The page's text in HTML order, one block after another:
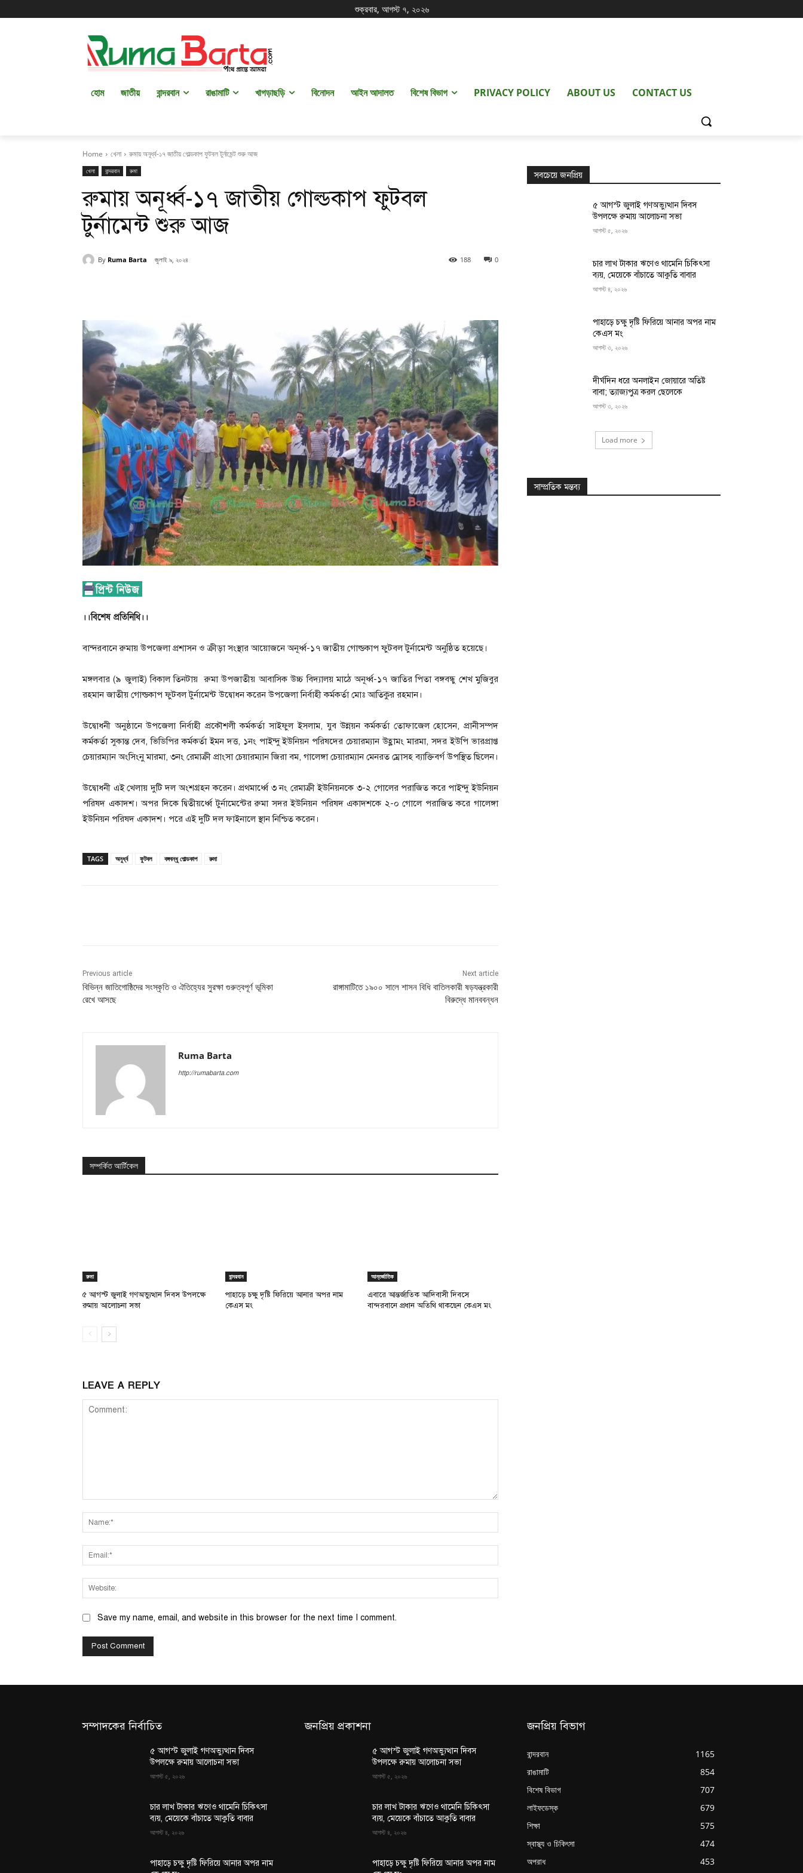
শুক্রবার, আগস্ট ৭, ২০২৬
হোম জাতীয় বান্দরবান রাঙামাটি খাগড়াছড়ি বিনোদন আইন আদালত বিশেষ বিভাগ PRIVACY POLICY ABOUT US CONTACT US
Home খেলা রুমায় অনূর্ধ্ব-১৭ জাতীয় গোল্ডকাপ ফুটবল টুর্নামেন্ট শুরু আজ
খেলা বান্দরবান রুমা
রুমায় অনূর্ধ্ব-১৭ জাতীয় গোল্ডকাপ ফুটবল
টুর্নামেন্ট শুরু আজ
By Ruma Barta জুলাই ৯, ২০২৪ 0
188
।।বিশেষ প্রতিনিধি।।
বান্দরবানে রুমায় উপজেলা প্রশাসন ও ক্রীড়া সংস্থার আয়োজনে অনূর্ধ্ব-১৭ জাতীয় গোল্ডকাপ ফুটবল টুর্নামেন্ট অনুষ্ঠিত হয়েছে।
মঙ্গলবার (৯ জুলাই) বিকাল তিনটায় রুমা উপজাতীয় আবাসিক উচ্চ বিদ্যালয় মাঠে অনূর্ধ্ব-১৭ জাতির পিতা বঙ্গবন্ধু শেখ মুজিবুর
রহমান জাতীয় গোল্ডকাপ ফুটবল টুর্নামেন্ট উদ্বোধন করেন উপজেলা নির্বাহী কর্মকর্তা মোঃ আতিকুর রহমান।
উদ্বোধনী অনুষ্ঠানে উপজেলা নির্বাহী প্রকৌশলী কর্মকর্তা সাইফুল ইসলাম, যুব উন্নয়ন কর্মকর্তা তোফাজেল হোসেন, প্রানীসম্পদ
কর্মকর্তা সুকান্ত দেব, ভিডিপির কর্মকর্তা ইমন দত্ত, ১নং পাইন্দু ইউনিয়ন পরিষদের চেয়ারম্যান উহ্লামং মারমা, সদর ইউপি ভারপ্রাপ্ত
চেয়ারম্যান অংসিংনু মারমা, ৩নং রেমাক্রী প্রাংসা চেয়ারম্যান জিরা বম, গালেঙ্গা চেয়ারম্যান মেনরত ম্রোসহ ব্যাক্তিবর্গ উপস্থিত ছিলেন।
উদ্বোধনী এই খেলায় দুটি দল অংশগ্রহন করেন। প্রথমার্ধ্বে ৩ নং রেমাক্রী ইউনিয়নকে ৩-২ গোলের পরাজিত করে পাইন্দু ইউনিয়ন
পরিষদ একাদশ। অপর দিকে দ্বিতীয়র্ধ্বে টুর্নামেন্টের রুমা সদর ইউনিয়ন পরিষদ একাদশকে ২-০ গোলে পরাজিত করে গালেঙ্গা
ইউনিয়ন পরিষদ একাদশ। পরে এই দুটি দল ফাইনালে স্থান নিশ্চিত করেন।
TAGS অনুর্ধ্ব ফুটবল বঙ্গবন্ধু গোল্ডকাপ রুমা
Previous article
বিভিন্ন জাতিগোষ্ঠিদের সংস্কৃতি ও ঐতিহ্যের সুরক্ষা গুরুত্বপূর্ণ ভূমিকা
রেখে আসছে
Next article
রাঙ্গামাটিতে ১৯০০ সালে শাসন বিধি বাতিলকারী ষড়যন্ত্রকারী
বিরুদ্ধে মানববন্ধন
Ruma Barta
http://rumabarta.com
সম্পর্কিত আর্টিকেল
রুমা
৫ আগস্ট জুলাই গণঅভ্যুত্থান দিবস উপলক্ষে
রুমায় আলোচনা সভা
বান্দরবান
পাহাড়ে চক্ষু দৃষ্টি ফিরিয়ে আনার অপর নাম
কেএস মং
আন্তর্জাতিক
এবারে আন্তর্জাতিক আদিবাসী দিবসে
বান্দরবানে প্রধান অতিথি থাকছেন কেএস মং
LEAVE A REPLY
Save my name, email, and website in this browser for the next time I comment.
সবচেয়ে জনপ্রিয়
৫ আগস্ট জুলাই গণঅভ্যুত্থান দিবস
উপলক্ষে রুমায় আলোচনা সভা
আগস্ট ৫, ২০২৬
চার লাখ টাকার ঋণেও থামেনি চিকিৎসা
ব্যয়, মেয়েকে বাঁচাতে আকুতি বাবার
আগস্ট ৪, ২০২৬
পাহাড়ে চক্ষু দৃষ্টি ফিরিয়ে আনার অপর নাম
কেএস মং
আগস্ট ৩, ২০২৬
দীর্ঘদিন ধরে অনলাইন জোয়ারে অতিষ্ট
বাবা; ত্যাজ্যপুত্র করল ছেলেকে
আগস্ট ৩, ২০২৬
Load more
সাম্প্রতিক মন্তব্য
সম্পাদকের নির্বাচিত
৫ আগস্ট জুলাই গণঅভ্যুত্থান দিবস
উপলক্ষে রুমায় আলোচনা সভা
আগস্ট ৫, ২০২৬
চার লাখ টাকার ঋণেও থামেনি চিকিৎসা
ব্যয়, মেয়েকে বাঁচাতে আকুতি বাবার
আগস্ট ৪, ২০২৬
পাহাড়ে চক্ষু দৃষ্টি ফিরিয়ে আনার অপর নাম
জনপ্রিয় প্রকাশনা
৫ আগস্ট জুলাই গণঅভ্যুত্থান দিবস
উপলক্ষে রুমায় আলোচনা সভা
আগস্ট ৫, ২০২৬
চার লাখ টাকার ঋণেও থামেনি চিকিৎসা
ব্যয়, মেয়েকে বাঁচাতে আকুতি বাবার
আগস্ট ৪, ২০২৬
পাহাড়ে চক্ষু দৃষ্টি ফিরিয়ে আনার অপর নাম
জনপ্রিয় বিভাগ
বান্দরবান
1165
রাঙামাটি
854
বিশেষ বিভাগ
707
লাইফডেস্ক
679
শিক্ষা
575
স্বাস্থ্য ও চিকিৎসা
474
অপরাধ
453